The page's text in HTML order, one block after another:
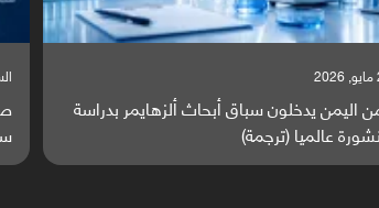
يتصاعد قرب اليمن والبحر الأحمر يتحول إلى
عالمية (ترجمة)